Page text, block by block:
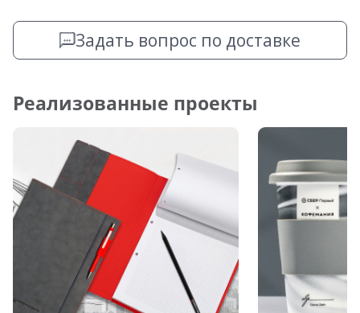
Задать вопрос по доставке
Реализованные проекты